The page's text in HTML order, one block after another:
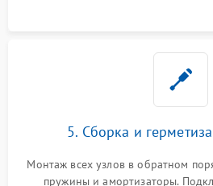
5. Сборка и
Монтаж всех узлов в обратном
пружины и амортизаторы.